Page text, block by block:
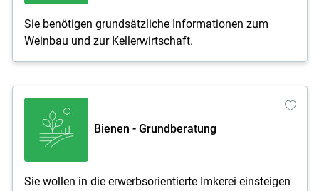
Sie benötigen grundsätzliche Informationen zum
Weinbau und zur Kellerwirtschaft.
Bienen - Grundberatung
Sie wollen in die erwerbsorientierte Imkerei einsteigen